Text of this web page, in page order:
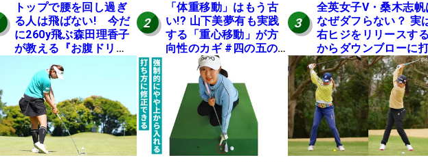
トップで腰を回し過ぎ
る人は飛ばない! 今だ
に260y飛ぶ森田理香子
が教える『お腹ドリ
2
「体重移動」はもう古
い!? 山下美夢有も実践
する「重心移動」が方
向性のカギ #四の五の
言わず振り氣れ
3
全英女子V・桑木志帆
なぜダフらない？ 実
右ヒジをリリースす
からダウンブローに
てる #優勝者のスイ
グ